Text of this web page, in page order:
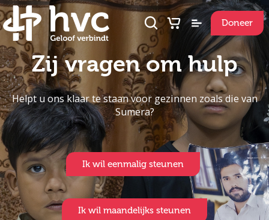
Doneer
Zij vragen om hulp
Helpt u ons klaar te staan voor gezinnen zoals die van
Sumera?
Ik wil eenmalig steunen
Ik wil maandelijks steunen